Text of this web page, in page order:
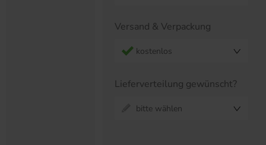
Versand & Verpackung
kostenlos
Lieferverteilung gewünscht?
bitte wählen